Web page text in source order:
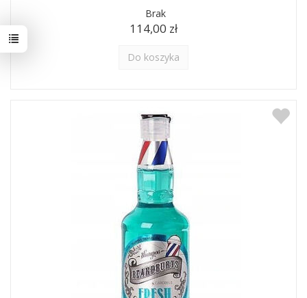
Brak
114,00 zł
Do koszyka